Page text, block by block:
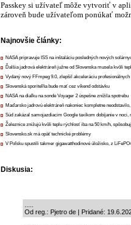
Passkey si užívateľ môže vytvoriť v
zároveň bude užívateľom ponúkať
Najnovšie články:
NASA pripravuje ISS na inštaláciu posledných nových
Ďalšia jadrová elektráreň južne od Slovenska musela kvôli
Vydaný nový FFmpeg 9.0, zlepšil akceleráciu
Slovenská sporiteľňa bude mať cez víkend odstávku
NASA na diaľku na sonde Voyager 2 úspešne znížila spotrebu
Maďarsko jadrovú elektráreň nakoniec kompletne
Súd zakázal samojazdiacim Google taxíkom dobíjanie v noci,
Železnice znižujú kvôli teplu rýchlosť iba na 50 km/h,
Slovensko.sk má opäť technické problémy
V Poľsku spustili takmer gigawatthodinové úložisko, z
Diskusia:
Od reg.: Pjetro de | Pridané: